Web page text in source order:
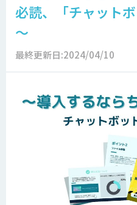
必読、「チャット
～
最終更新日:2024/04/10